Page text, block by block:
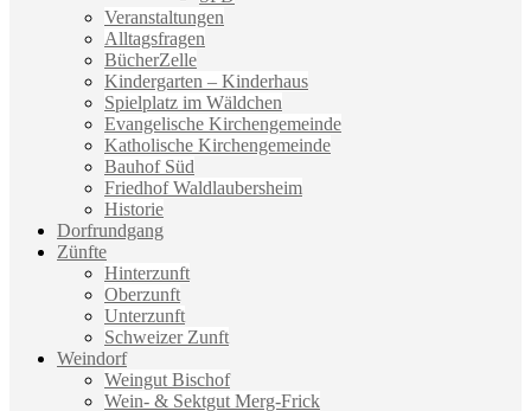
Veranstaltungen
Alltagsfragen
BücherZelle
Kindergarten – Kinderhaus
Spielplatz im Wäldchen
Evangelische Kirchengemeinde
Katholische Kirchengemeinde
Bauhof Süd
Friedhof Waldlaubersheim
Historie
Dorfrundgang
Zünfte
Hinterzunft
Oberzunft
Unterzunft
Schweizer Zunft
Weindorf
Weingut Bischof
Wein- & Sektgut Merg-Frick